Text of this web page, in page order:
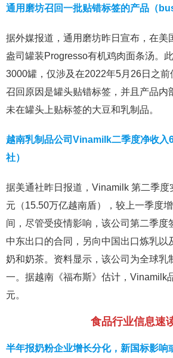
通用磨坊召回一批贴错标签的产品（
据外媒报道，通用磨坊昨日宣布，在美
盎司罐装Progresso有机鸡肉面条汤。
3000罐，仅涉及在2022年5月26日之前
召回原因是罐头贴错标签，并且产品内
未在罐头上贴标签的大豆和乳制品。
越南乳制品公司Vinamilk二季度净收入
社）
据美通社昨日报道，Vinamilk 第二季度
元（15.50万亿越南盾），较上一季度
间，尽管受疫情影响，该公司第二季度
中东出口的合同，另向中国出口炼乳以
奶和奶茶。资料显示，该公司为全球乳
一。据越南《福布斯》估计，Vinamilk
元。
食品行业信息速
半年报奶粉企业增长分化，新国标影响